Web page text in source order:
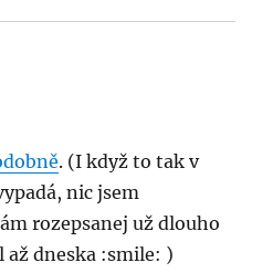
. (I když to tak v
nic jsem
rozepsanej už dlouho
až dneska :smile: )